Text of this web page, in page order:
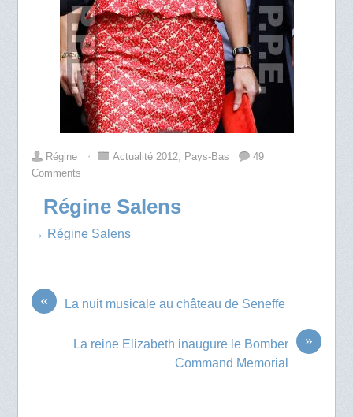
Régine ⋅ Actualité 2012, Pays-Bas
49
Comments
Régine Salens
→ Régine Salens
« La nuit musicale au château de Seneffe
»
La reine Elizabeth inaugure le Bomber
Command Memorial